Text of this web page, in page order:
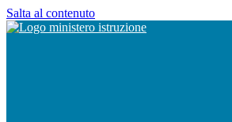
Salta al contenuto